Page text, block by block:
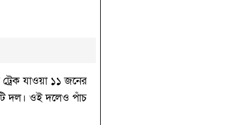
ট্রেক যাওয়া ১১ জনের
দল। ওই দলেও পাঁচ